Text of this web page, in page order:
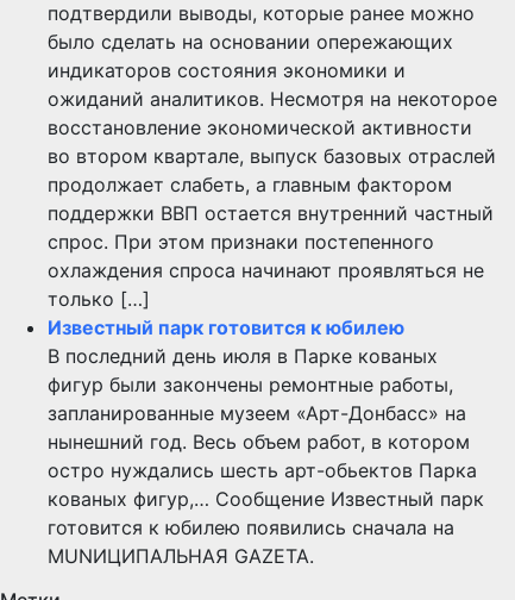
подтвердили выводы, которые ранее можно
было сделать на основании опережающих
индикаторов состояния экономики и
ожиданий аналитиков. Несмотря на некоторое
восстановление экономической активности
во втором квартале, выпуск базовых отраслей
продолжает слабеть, а главным фактором
поддержки ВВП остается внутренний частный
спрос. При этом признаки постепенного
охлаждения спроса начинают проявляться не
только […]
Известный парк готовится к юбилею
В последний день июля в Парке кованых
фигур были закончены ремонтные работы,
запланированные музеем «Арт-Донбасс» на
нынешний год. Весь объем работ, в котором
остро нуждались шесть арт-обьектов Парка
кованых фигур,… Сообщение Известный парк
готовится к юбилею появились сначала на
MUNИЦИПАЛЬНАЯ GAZЕТА.